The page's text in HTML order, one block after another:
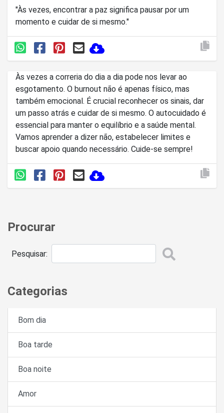
"Às vezes, encontrar a paz significa pausar por um
momento e cuidar de si mesmo."
Às vezes a correria do dia a dia pode nos levar ao
esgotamento. O burnout não é apenas físico, mas
também emocional. É crucial reconhecer os sinais, dar
um passo atrás e cuidar de si mesmo. O autocuidado é
essencial para manter o equilíbrio e a saúde mental.
Vamos aprender a dizer não, estabelecer limites e
buscar apoio quando necessário. Cuide-se sempre!
Procurar
Pesquisar:
Categorias
Bom dia
Boa tarde
Boa noite
Amor